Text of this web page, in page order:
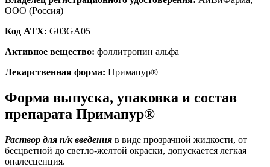
ООО (Россия)
Код ATX: G03GA05
Активное вещество: фоллитропин альфа
Лекарственная форма: Примапур®
Форма выпуска, упаковка и состав
препарата Примапур®
Раствор для п/к введения в виде прозрачной жидкости, от
бесцветной до светло-желтой окраски, допускается легкая
опалесценция.